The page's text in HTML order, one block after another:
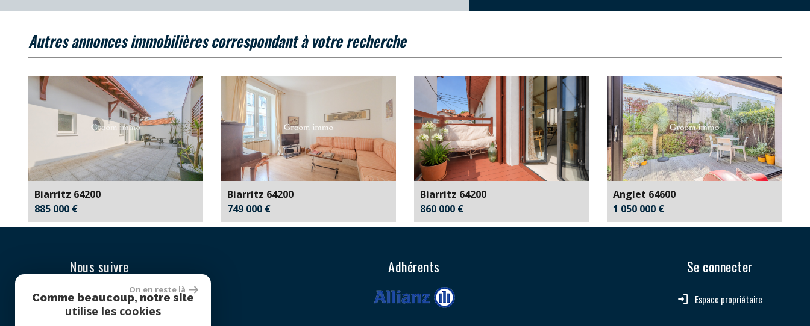
Nombre d'enfants par famille
Familles sans enfant
61,87 %
Familles avec 1 ou 2 enfants
0,47 %
Maisons
21,73 %
Appartements
78,27 %
Familles avec 3 enfants
2,89 %
autres annonces immobilières correspondant à votre recherche
Biarritz 64200
885 000 €
Biarritz 64200
749 000 €
Biarritz 64200
860 000 €
Anglet 64600
1 050 000 €
Nous suivre Adhérents Se connecter
Espace propriétaire
On en reste là
Comme beaucoup, notre site
utilise les cookies